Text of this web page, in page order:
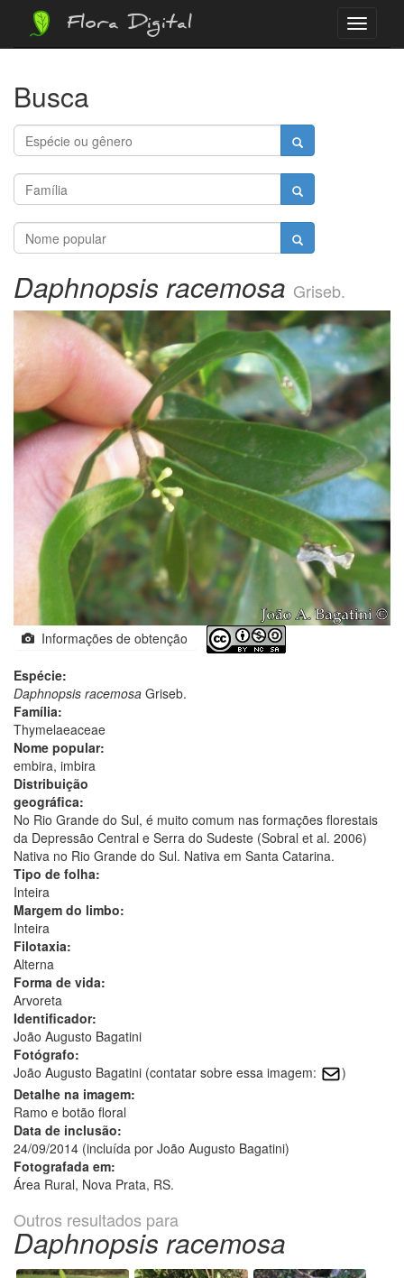
Menu
Flora Digital
Busca
Daphnopsis racemosa Griseb.
Informações de obtenção
Espécie:
Daphnopsis racemosa Griseb.
Família:
Thymelaeaceae
Nome popular:
embira, imbira
Distribuição
geográfica:
No Rio Grande do Sul, é muito comum nas formações florestais
da Depressão Central e Serra do Sudeste (Sobral et al. 2006)
Nativa no Rio Grande do Sul. Nativa em Santa Catarina.
Tipo de folha:
Inteira
Margem do limbo:
Inteira
Filotaxia:
Alterna
Forma de vida:
Arvoreta
Identificador:
João Augusto Bagatini
Fotógrafo:
João Augusto Bagatini (contatar sobre essa imagem:
)
Detalhe na imagem:
Ramo e botão floral
Data de inclusão:
24/09/2014 (incluída por João Augusto Bagatini)
Fotografada em:
Área Rural, Nova Prata, RS.
Outros resultados para
Daphnopsis racemosa